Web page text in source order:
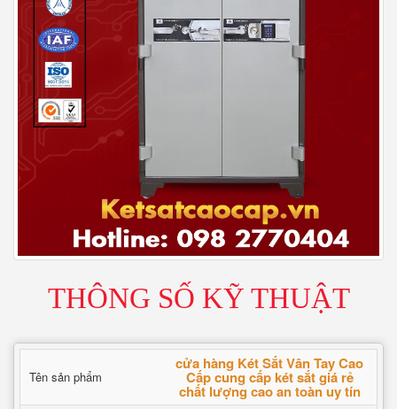
THÔNG SỐ KỸ THUẬT
Tên sản phẩm
cửa hàng Két Sắt Vân Tay Cao
Cấp cung cấp két sắt giá rẻ
chất lượng cao an toàn uy tín